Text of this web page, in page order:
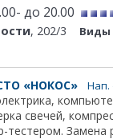
до 20.00
, 202/3 Виды
«НОКОС» Нап.
свечей,
тестером. Замена